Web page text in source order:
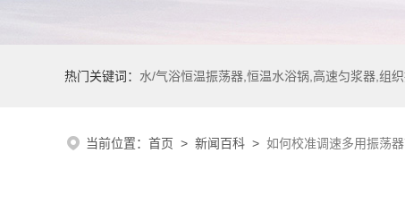
热门关键词： 水/气浴恒温振荡器,恒温水浴锅,高速匀浆器,组
当前位置： 首页 > 新闻百科 > 如何校准调速多用振荡器